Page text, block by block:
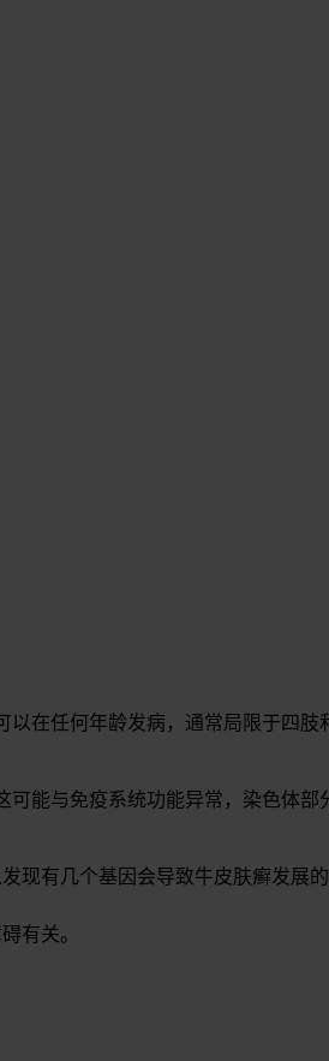
在任何年龄发病，通常局限于四
能与免疫系统功能异常，染色体
现有几个基因会导致牛皮肤癣发展
有关。